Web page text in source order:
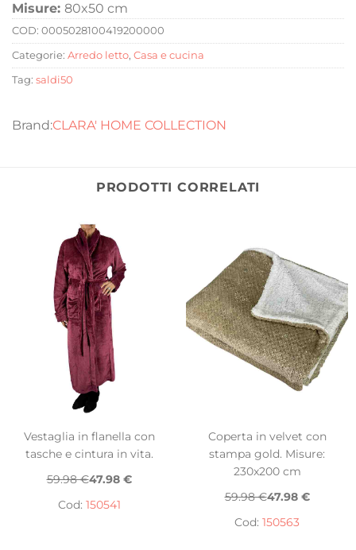
Misure: 80x50 cm
COD: 0005028100419200000
Categorie: Arredo letto, Casa e cucina
Tag: saldi50
CLARA' HOME COLLECTION
PRODOTTI CORRELATI
Vestaglia in flanella con
tasche e cintura in vita.
59.98 €47.98 €
Cod: 150541
Coperta in velvet con
stampa gold. Misure:
230x200 cm
59.98 €47.98 €
Cod: 150563